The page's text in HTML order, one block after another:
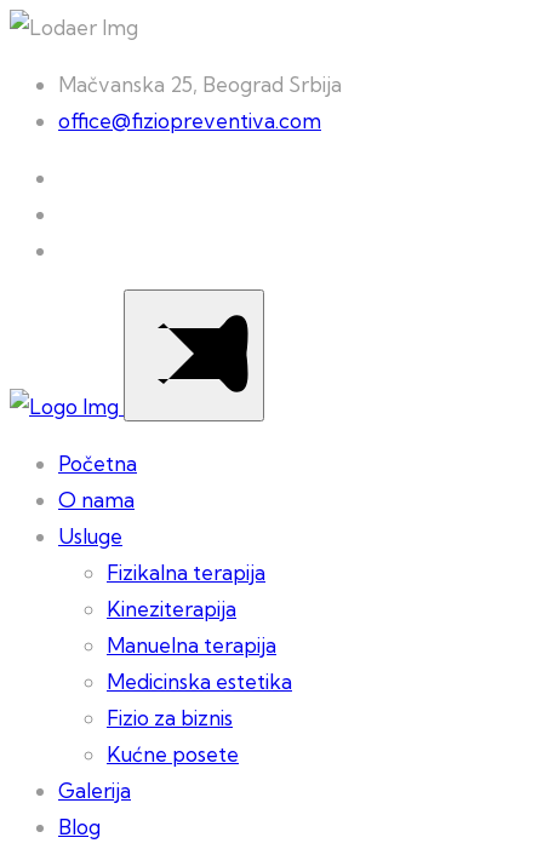
Mačvanska 25, Beograd Srbija
office@fiziopreventiva.com
Početna
O nama
Usluge
Fizikalna terapija
Kineziterapija
Manuelna terapija
Medicinska estetika
Fizio za biznis
Kućne posete
Galerija
Blog